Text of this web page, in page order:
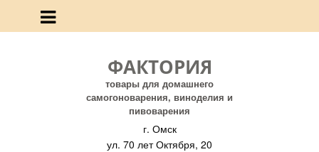
ФАКТОРИЯ
товары для домашнего
самогоноварения, виноделия и
пивоварения
г. Омск
ул. 70 лет Октября, 20